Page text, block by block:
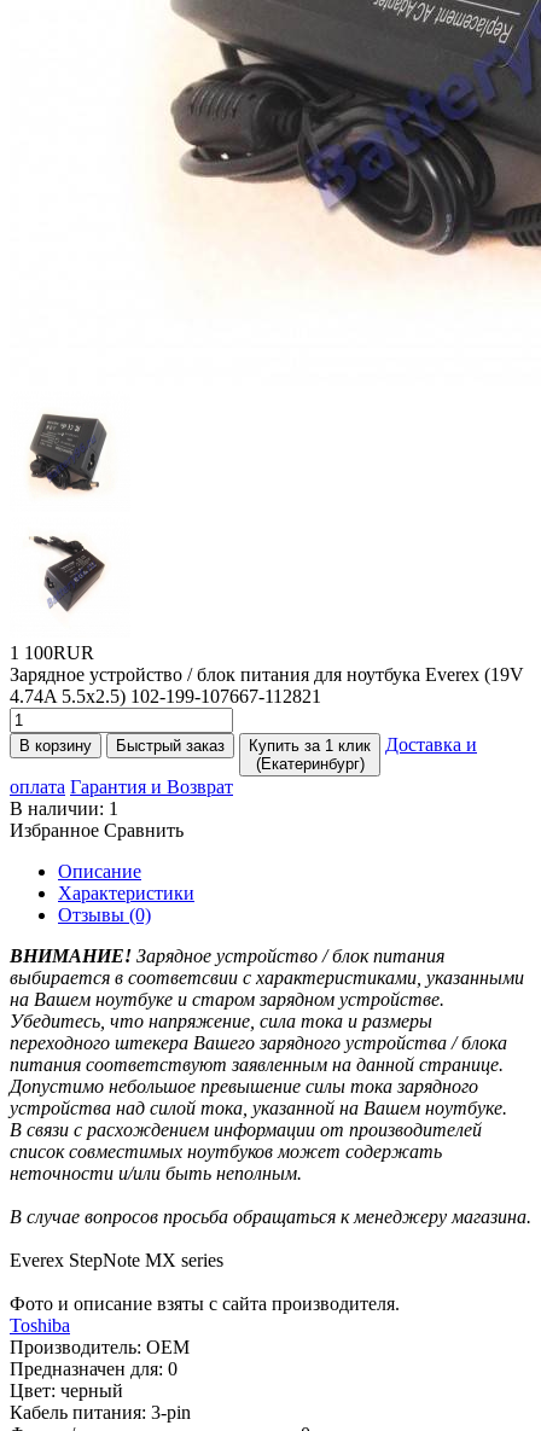
1 100RUR
Зарядное уcтройство / блок питания для ноутбука Everex (19V
4.74A 5.5x2.5) 102-199-107667-112821
В корзину Быстрый заказ
Купить за 1 клик
(Екатеринбург)
Доставка и
оплата Гарантия и Возврат
В наличии: 1
Избранное Сравнить
Описание
Характеристики
Отзывы (0)
ВНИМАНИЕ! Зарядное устройство / блок питания
выбирается в соответсвии с характеристиками, указанными
на Вашем ноутбуке и старом зарядном устройстве.
Убедитесь, что напряжение, сила тока и размеры
переходного штекера Вашего зарядного устройства / блока
питания соответствуют заявленным на данной странице.
Допустимо небольшое превышение силы тока зарядного
устройства над силой тока, указанной на Вашем ноутбуке.
В связи с расхождением информации от производителей
список совместимых ноутбуков может содержать
неточности и/или быть неполным.
В случае вопросов просьба обращаться к менеджеру магазина.
Everex StepNote MX series
Фото и описание взяты с сайта производителя.
Toshiba
Производитель: OEM
Предназначен для: 0
Цвет: черный
Кабель питания: 3-pin